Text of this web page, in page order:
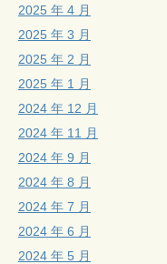
2025 年 4 月
2025 年 3 月
2025 年 2 月
2025 年 1 月
2024 年 12 月
2024 年 11 月
2024 年 9 月
2024 年 8 月
2024 年 7 月
2024 年 6 月
2024 年 5 月